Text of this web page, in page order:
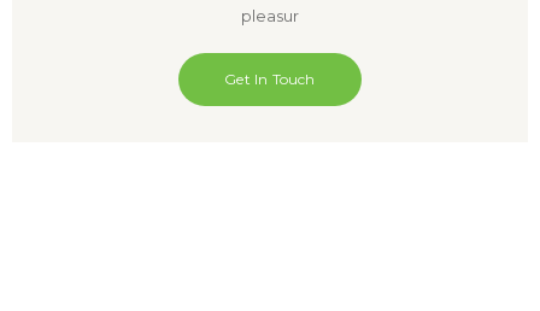
pleasur
Get In Touch